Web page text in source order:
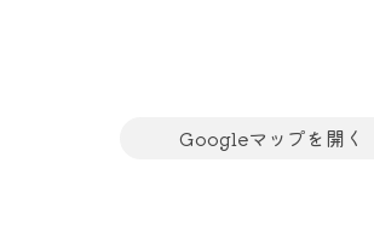
Googleマップを開く